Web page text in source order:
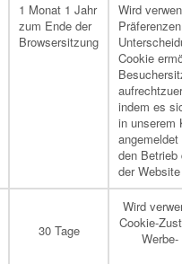
1 Monat 1 Jahr
zum Ende der
Browsersitzung
Wird
Cookie
indem es
in unserem
den
der
30 Tage
Wird
Cookie-